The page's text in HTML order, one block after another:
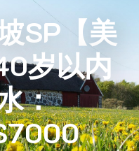
SP【美
岁以内
：